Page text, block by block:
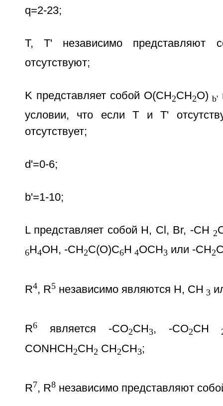
q=2-23;
Т, Т' независимо представляют
отсутствуют;
K представляет собой О(CН2СН2О) b'
условии, что если Т и Т'
отсутствует;
d'=0-6;
b'=1-10;
L представляет собой Н, Сl, Вr, -СН 2
6Н 4OН, -СН 2С(O)С6Н 4OСН 3 или -CH 2
R4, R5независимо являются Н, СН 3
R6является -СO2СН3, -СO2СН
CONHCH2CH2 CH2CH3;
R7, R8независимо представляют